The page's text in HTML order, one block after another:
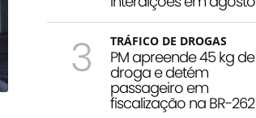
3 TRÁFICO DE DROGAS
PM apreende 45 kg de
droga e detém
passageiro em
fiscalização na BR-262